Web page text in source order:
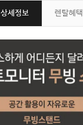
상세정보 렌탈혜택